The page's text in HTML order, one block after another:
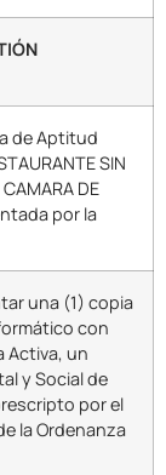
de Aptitud
SIN
DE
por la
una (1) copia
con
Activa, un
y Social de
por el
la Ordenanza